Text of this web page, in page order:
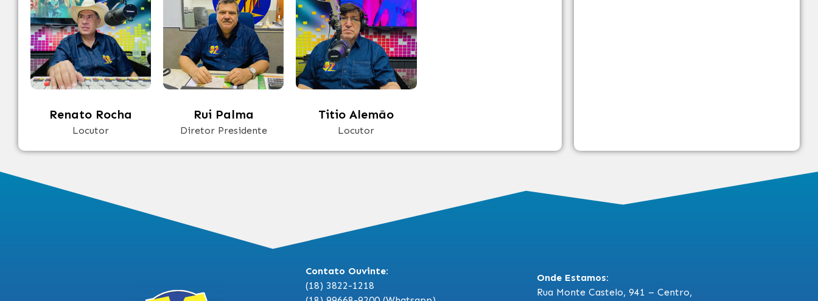
Renato Rocha
Locutor
Rui Palma
Diretor Presidente
Titio Alemão
Locutor
Contato Ouvinte:
(18) 3822-1218
Onde Estamos:
Rua Monte Castelo, 941 – Centro,